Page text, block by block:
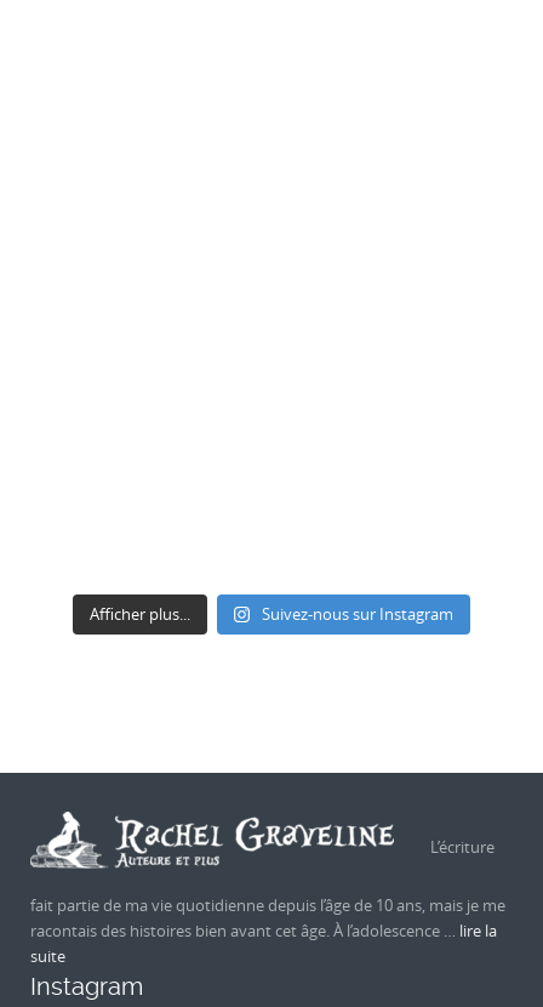
Afficher plus... Suivez-nous sur Instagram
L’écriture
fait partie de ma vie quotidienne depuis l’âge de 10 ans, mais je me
racontais des histoires bien avant cet âge. À l’adolescence … lire la
suite
Instagram